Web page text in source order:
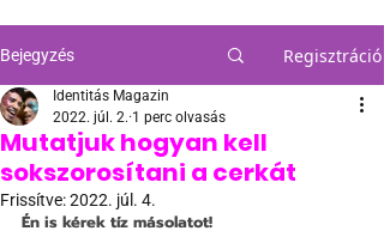
Bejegyzés Regisztráció
Mutatjuk hogyan kell
sokszorosítani a cerkát
Identitás Magazin
2022. júl. 2. 1 perc olvasás
Frissítve:2022. júl. 4.
Én is kérek tíz másolatot!